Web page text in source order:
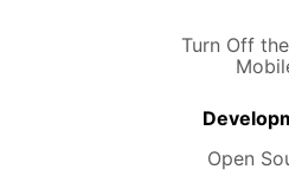
Turn Off
Open